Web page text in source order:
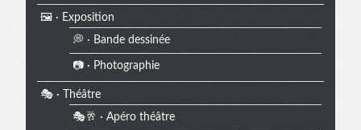
🖼️ · Exposition
💭 · Bande dessinée
📷 · Photographie
🎭 · Théâtre
🎭🥂 · Apéro théâtre